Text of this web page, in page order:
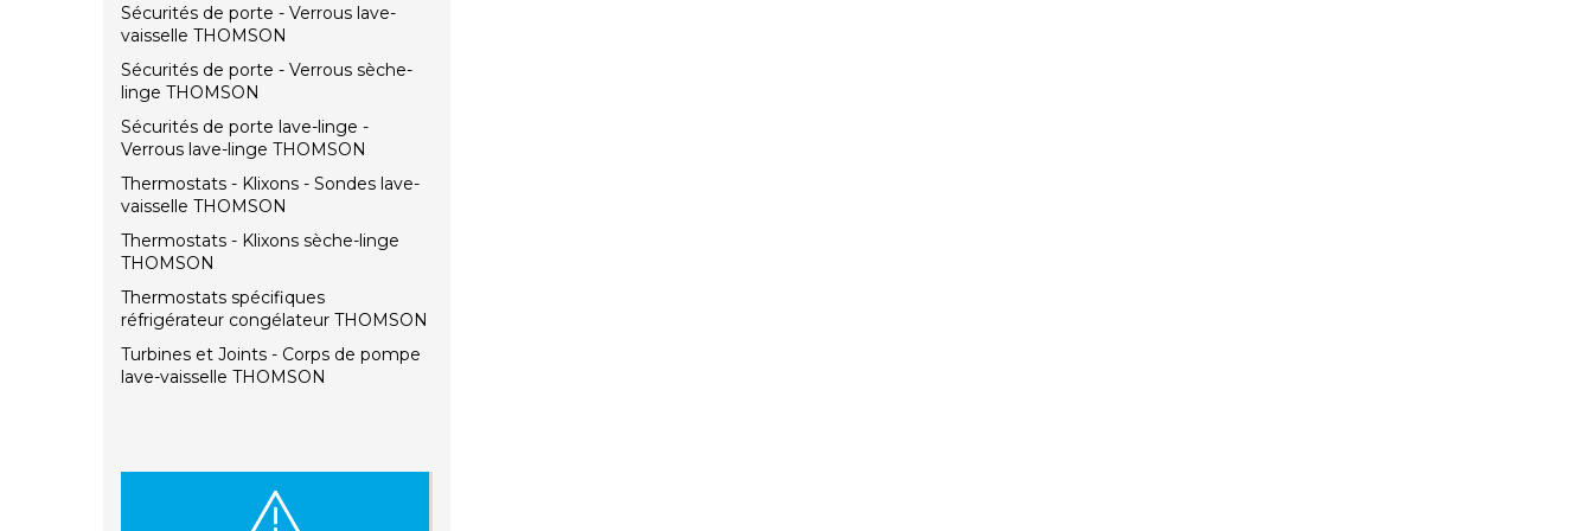
Sécurités de porte - Verrous lave-
vaisselle THOMSON
Sécurités de porte - Verrous sèche-
linge THOMSON
Sécurités de porte lave-linge -
Verrous lave-linge THOMSON
Thermostats - Klixons - Sondes lave-
vaisselle THOMSON
Thermostats - Klixons sèche-linge
THOMSON
Thermostats spécifiques
réfrigérateur congélateur THOMSON
Turbines et Joints - Corps de pompe
lave-vaisselle THOMSON